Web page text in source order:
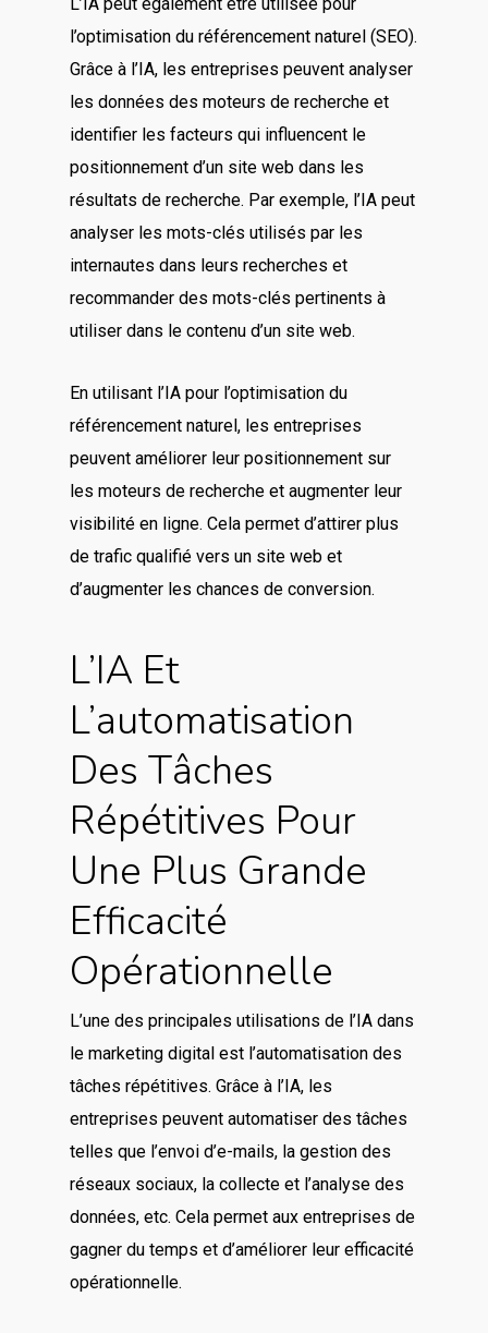
l’optimisation du référencement naturel (SEO).
Grâce à l’IA, les entreprises peuvent analyser
les données des moteurs de recherche et
identifier les facteurs qui influencent le
positionnement d’un site web dans les
résultats de recherche. Par exemple, l’IA peut
analyser les mots-clés utilisés par les
internautes dans leurs recherches et
recommander des mots-clés pertinents à
utiliser dans le contenu d’un site web.
En utilisant l’IA pour l’optimisation du
référencement naturel, les entreprises
peuvent améliorer leur positionnement sur
les moteurs de recherche et augmenter leur
visibilité en ligne. Cela permet d’attirer plus
de trafic qualifié vers un site web et
d’augmenter les chances de conversion.
L’IA Et
L’automatisation
Des Tâches
Répétitives Pour
Une Plus Grande
Efficacité
Opérationnelle
L’une des principales utilisations de l’IA dans
le marketing digital est l’automatisation des
tâches répétitives. Grâce à l’IA, les
entreprises peuvent automatiser des tâches
telles que l’envoi d’e-mails, la gestion des
réseaux sociaux, la collecte et l’analyse des
données, etc. Cela permet aux entreprises de
gagner du temps et d’améliorer leur efficacité
opérationnelle.